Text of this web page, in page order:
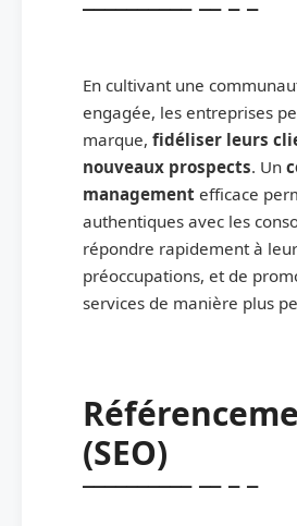
En cultivant une
engagée, les entreprises
marque, fidéliser leurs
nouveaux prospects. Un
management efficace
authentiques avec les
répondre rapidement à
préoccupations, et de
services de manière plus
(SEO)